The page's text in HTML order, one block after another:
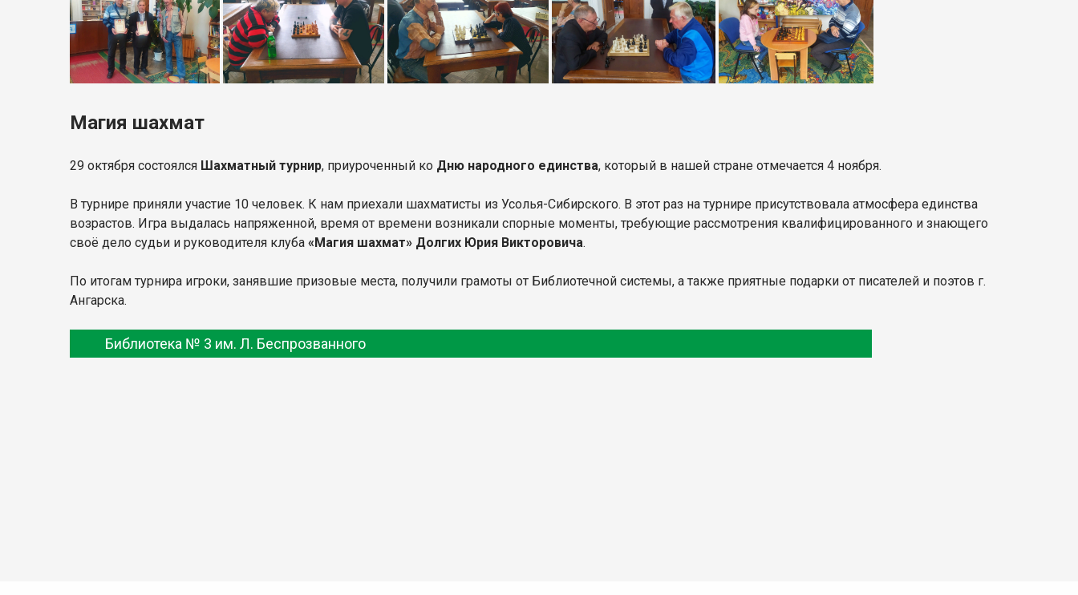
Магия шахмат
29 октября состоялся Шахматный турнир, приуроченный ко Дню народного единства, который в нашей стране отмечается 4 ноября.
В турнире приняли участие 10 человек. К нам приехали шахматисты из Усолья-Сибирского. В этот раз на турнире присутствовала атмосфера единства
возрастов. Игра выдалась напряженной, время от времени возникали спорные моменты, требующие рассмотрения квалифицированного и знающего
своё дело судьи и руководителя клуба «Магия шахмат» Долгих Юрия Викторовича.
По итогам турнира игроки, занявшие призовые места, получили грамоты от Библиотечной системы, а также приятные подарки от писателей и поэтов г.
Ангарска.
Библиотека № 3 им. Л. Беспрозванного